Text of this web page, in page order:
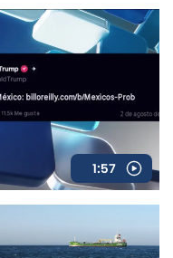
1:57